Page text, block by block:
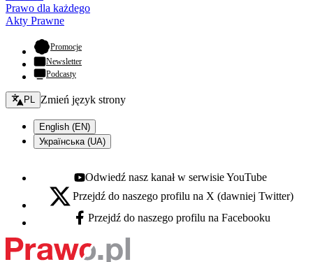
Prawo dla każdego
Akty Prawne
Promocje- otwiera się w nowej karcie
Newsletter
Podcasty
Zmień język - bieżący:
PL Zmień język strony
English (EN)
Українська (UA)
Youtube - otwiera się w nowej karcie
Odwiedź nasz kanał w serwisie YouTube
X - otwiera się w nowej karcie
Przejdź do naszego profilu na X (dawniej Twitter)
Facebook - otwiera się w nowej karcie
Przejdź do naszego profilu na Facebooku